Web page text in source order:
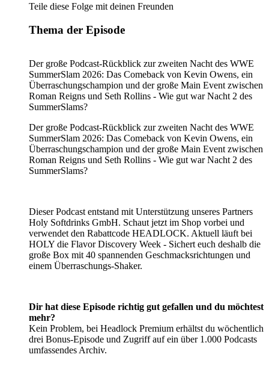
Teile diese Folge mit deinen Freunden
Thema der Episode
Der große Podcast-Rückblick zur zweiten Nacht des WWE
SummerSlam 2026: Das Comeback von Kevin Owens, ein
Überraschungschampion und der große Main Event zwischen
Roman Reigns und Seth Rollins - Wie gut war Nacht 2 des
SummerSlams?
Der große Podcast-Rückblick zur zweiten Nacht des WWE
SummerSlam 2026: Das Comeback von Kevin Owens, ein
Überraschungschampion und der große Main Event zwischen
Roman Reigns und Seth Rollins - Wie gut war Nacht 2 des
SummerSlams?
Dieser Podcast entstand mit Unterstützung unseres Partners
Holy Softdrinks GmbH. Schaut jetzt im Shop vorbei und
verwendet den Rabattcode HEADLOCK. Aktuell läuft bei
HOLY die Flavor Discovery Week - Sichert euch deshalb die
große Box mit 40 spannenden Geschmacksrichtungen und
einem Überraschungs-Shaker.
Dir hat diese Episode richtig gut gefallen und du möchtest
mehr?
Kein Problem, bei Headlock Premium erhältst du wöchentlich
drei Bonus-Episode und Zugriff auf ein über 1.000 Podcasts
umfassendes Archiv.